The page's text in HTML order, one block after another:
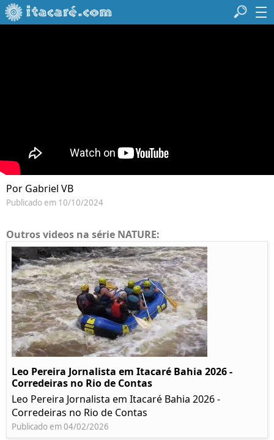
Por Gabriel VB
Publicado em 10/10/2024
Outros videos na série NATURE:
Leo Pereira Jornalista em Itacaré Bahia 2026 -
Corredeiras no Rio de Contas
Leo Pereira Jornalista em Itacaré Bahia 2026 -
Corredeiras no Rio de Contas
Publicado em 04/02/2026